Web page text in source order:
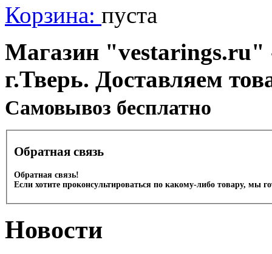
Корзина: пуста
Магазин "vestarings.ru"
г.Тверь. Доставляем
Cамовывоз бесплатно
Обратная связь
Обратная связь!
Если хотите проконсультироваться по какому-либо товару, мы
Новости